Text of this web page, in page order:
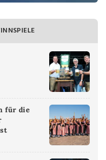
für die